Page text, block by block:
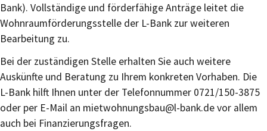
Bank). Vollständige und förderfähige Anträge leitet die
Wohnraumförderungsstelle der L-Bank zur weiteren
Bearbeitung zu.
Bei der zuständigen Stelle erhalten Sie auch weitere
Auskünfte und Beratung zu Ihrem konkreten Vorhaben. Die
L-Bank hilft Ihnen unter der Telefonnummer 0721/150-3875
oder per E-Mail an mietwohnungsbau@l-bank.de vor allem
auch bei Finanzierungsfragen.